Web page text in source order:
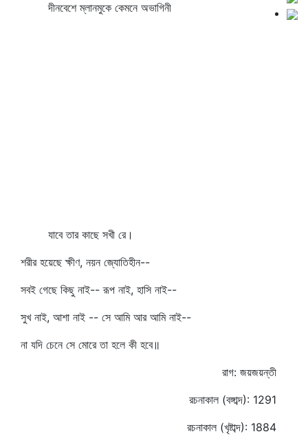
দীনবেশে ম্লানমুকে কেমনে অভাগিনী
যাবে তার কাছে সখী রে।
শরীর হয়েছে ক্ষীণ, নয়ন জ্যোতিহীন--
সবই গেছে কিছু নাই-- রূপ নাই, হাসি নাই--
সুখ নাই, আশা নাই -- সে আমি আর আমি নাই--
না যদি চেনে সে মোরে তা হলে কী হবে॥
রাগ: জয়জয়ন্তী
রচনাকাল (বঙ্গাব্দ): 1291
রচনাকাল (খৃষ্টাব্দ): 1884